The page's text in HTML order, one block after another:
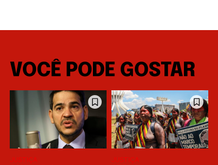
VOCÊ PODE GOSTAR
JUSTIÇA JUSTIÇA